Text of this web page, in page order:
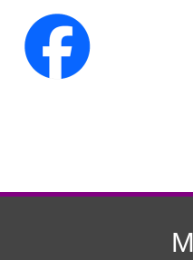
第16回人形供養祭
第15回人形供養祭
第12回人形供養祭平
平